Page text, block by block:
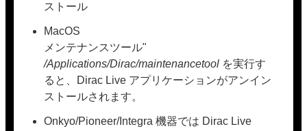
ストール
MacOS
メンテナンスツール"
/Applications/Dirac/maintenancetool を実行す
ると、Dirac Live アプリケーションがアンイン
ストールされます。
Onkyo/Pioneer/Integra 機器では Dirac Live